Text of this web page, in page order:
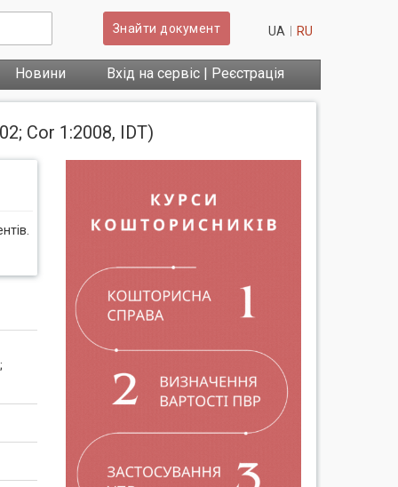
Знайти документ UA RU
Новини Вхід на сервіс | Реєстрація
Cor 1:2008, IDT)